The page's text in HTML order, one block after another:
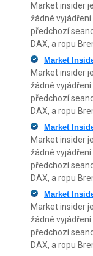
Market insider
žádné
předchozí
DAX, a ropu
Market
Market insider
žádné
předchozí
DAX, a ropu
Market
Market insider
žádné
předchozí
DAX, a ropu
Market
Market insider
žádné
předchozí
DAX, a ropu